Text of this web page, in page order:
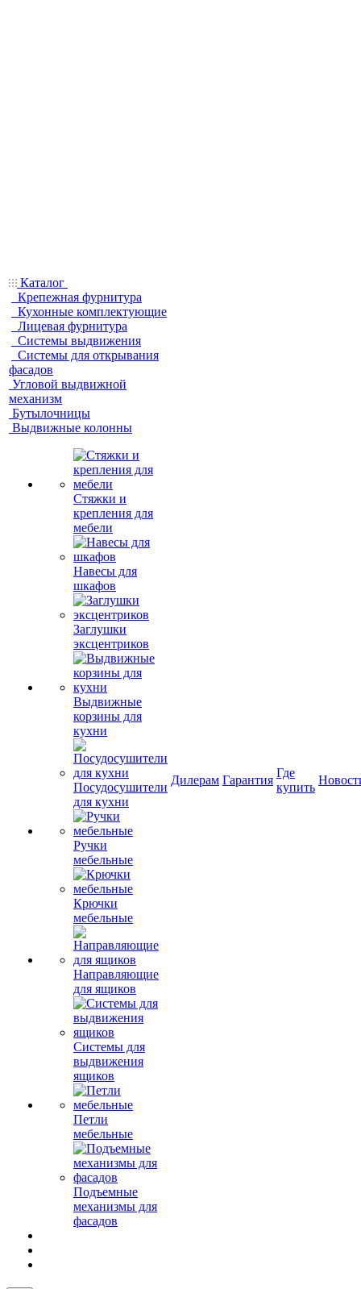
Каталог
Крепежная фурнитура
Кухонные комплектующие
Лицевая фурнитура
Системы выдвижения
Системы для открывания
фасадов
Угловой выдвижной
механизм
Бутылочницы
Выдвижные колонны
Стяжки и
крепления для
мебели
Навесы для
шкафов
Заглушки
эксцентриков
Выдвижные
корзины для
кухни
Посудосушители
для кухни
Ручки
мебельные
Крючки
мебельные
Направляющие
для ящиков
Системы для
выдвижения
ящиков
Петли
мебельные
Подъемные
механизмы для
фасадов
Дилерам Гарантия
Где
купить